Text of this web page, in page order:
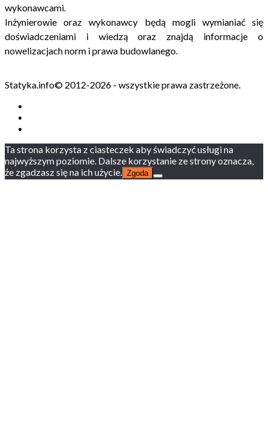
wykonawcami.
Inżynierowie oraz wykonawcy będą mogli wymianiać się
doświadczeniami i wiedzą oraz znajdą informacje o
nowelizacjach norm i prawa budowlanego.
Statyka.info© 2012-2026 - wszystkie prawa zastrzeżone.
Ta strona korzysta z ciasteczek aby świadczyć usługi na
najwyższym poziomie. Dalsze korzystanie ze strony oznacza,
że zgadzasz się na ich użycie. Zgoda